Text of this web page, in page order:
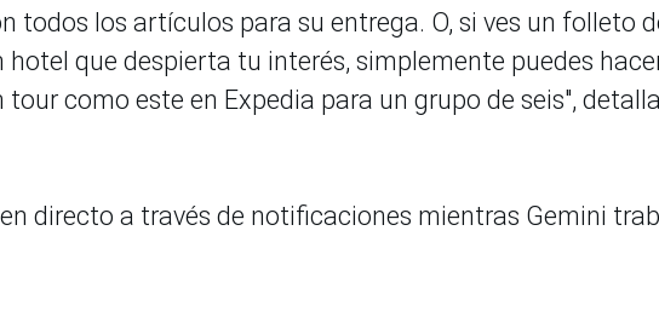
todos los artículos para su entrega. O, si ves un folleto
hotel que despierta tu interés, simplemente puedes
como este en Expedia para un grupo de seis",
directo a través de notificaciones mientras Gemini